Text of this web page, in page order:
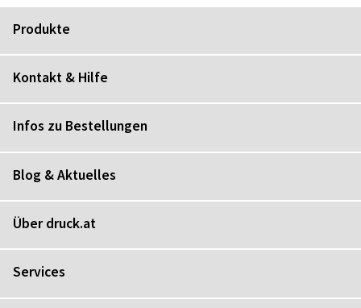
Produkte
Kontakt & Hilfe
Infos zu Bestellungen
Blog & Aktuelles
Über druck.at
Services